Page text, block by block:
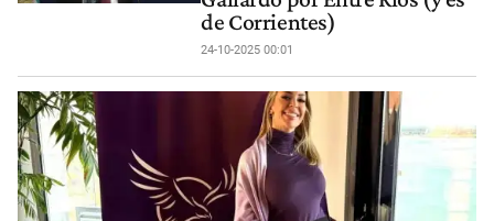
de Corrientes)
24-10-2025 00:01